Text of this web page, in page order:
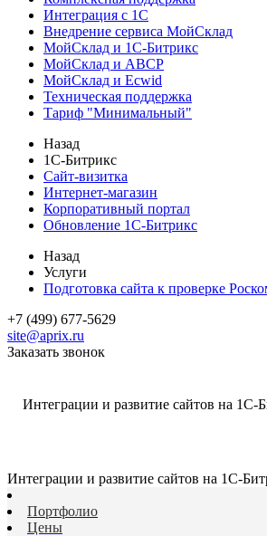
Интеграция с 1С
Внедрение сервиса МойСклад
МойСклад и 1С-Битрикс
МойСклад и ABCP
МойСклад и Ecwid
Техническая поддержка
Тариф "Минимальный"
Назад
1С-Битрикс
Сайт-визитка
Интернет-магазин
Корпоративный портал
Обновление 1С-Битрикс
Назад
Услуги
Подготовка сайта к проверке
+7 (499) 677-5629
site@aprix.ru
Заказать звонок
Интеграции и развитие сайтов на 1С-
Интеграции и развитие сайтов на 1С-
Портфолио
Цены